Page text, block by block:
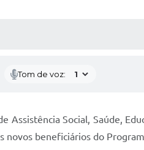
Tom de voz:
Social, Saúde,
beneficiários do